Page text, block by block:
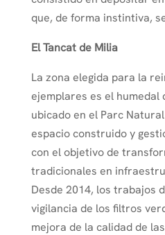
que, de forma instintiva,
El Tancat de Milia
La zona elegida para la
ejemplares es el humedal
ubicado en el Parc
espacio construido y
con el objetivo de
tradicionales en
Desde 2014, los trabajos
vigilancia de los filtros
mejora de la calidad de